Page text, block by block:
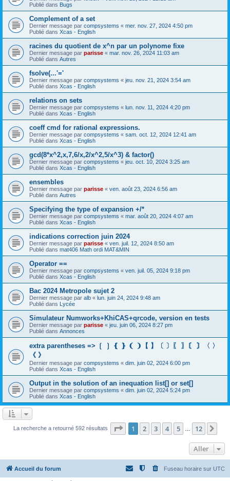
Publié dans Bugs
Complement of a set
Dernier message par compsystems « mer. nov. 27, 2024 4:50 pm
Publié dans Xcas - English
racines du quotient de x^n par un polynome fixe
Dernier message par parisse « mar. nov. 26, 2024 11:03 am
Publié dans Autres
fsolve(...'='
Dernier message par compsystems « jeu. nov. 21, 2024 3:54 am
Publié dans Xcas - English
relations on sets
Dernier message par compsystems « lun. nov. 11, 2024 4:20 pm
Publié dans Xcas - English
coeff cmd for rational expressions.
Dernier message par compsystems « sam. oct. 12, 2024 12:41 am
Publié dans Xcas - English
gcd(8*x^2,x,7,6/x,2/x^2,5/x^3) & factor()
Dernier message par compsystems « jeu. oct. 10, 2024 3:25 am
Publié dans Xcas - English
ensembles
Dernier message par parisse « ven. août 23, 2024 6:56 am
Publié dans Autres
Specifying the type of expansion +/*
Dernier message par compsystems « mar. août 20, 2024 4:07 am
Publié dans Xcas - English
indications correction juin 2024
Dernier message par parisse « ven. juil. 12, 2024 8:50 am
Publié dans mat406 Math ordi MAT&MIN
Operator ==
Dernier message par compsystems « ven. juil. 05, 2024 9:18 pm
Publié dans Xcas - English
Bac 2024 Metropole sujet 2
Dernier message par alb « lun. juin 24, 2024 9:48 am
Publié dans Lycée
Simulateur Numworks+KhiCAS+qrcode, version en tests
Dernier message par parisse « jeu. juin 06, 2024 8:27 pm
Publié dans Annonces
extra parentheses => ❲ ❳ ❴ ❵ ❨ ❩【 】〔 〕〖 〗〘 〙〈 〉
《 》
Dernier message par compsystems « dim. juin 02, 2024 6:00 pm
Publié dans Xcas - English
Output in the solution of an inequation list[] or set[]
Dernier message par compsystems « dim. juin 02, 2024 5:24 pm
Publié dans Xcas - English
La recherche a retourné 592 résultats Page 1sur12
1 2 3 4 5 12
Aller
Accueil du forum Fuseau horaire sur UTC